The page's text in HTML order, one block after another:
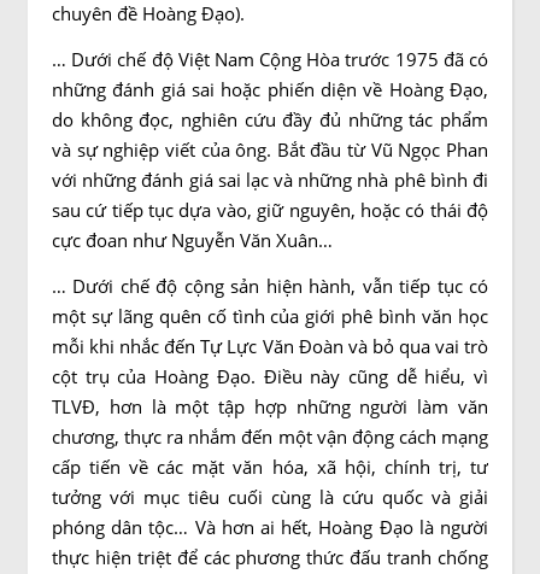
chuyên đề Hoàng Đạo).
… Dưới chế độ Việt Nam Cộng Hòa trước 1975 đã có
những đánh giá sai hoặc phiến diện về Hoàng Đạo,
do không đọc, nghiên cứu đầy đủ những tác phẩm
và sự nghiệp viết của ông. Bắt đầu từ Vũ Ngọc Phan
với những đánh giá sai lạc và những nhà phê bình đi
sau cứ tiếp tục dựa vào, giữ nguyên, hoặc có thái độ
cực đoan như Nguyễn Văn Xuân…
… Dưới chế độ cộng sản hiện hành, vẫn tiếp tục có
một sự lãng quên cố tình của giới phê bình văn học
mỗi khi nhắc đến Tự Lực Văn Đoàn và bỏ qua vai trò
cột trụ của Hoàng Đạo. Điều này cũng dễ hiểu, vì
TLVĐ, hơn là một tập hợp những người làm văn
chương, thực ra nhắm đến một vận động cách mạng
cấp tiến về các mặt văn hóa, xã hội, chính trị, tư
tưởng với mục tiêu cuối cùng là cứu quốc và giải
phóng dân tộc… Và hơn ai hết, Hoàng Đạo là người
thực hiện triệt để các phương thức đấu tranh chống